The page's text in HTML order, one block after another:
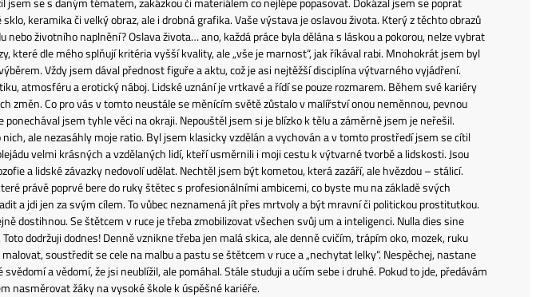
keramika či velký obraz, ale i drobná grafika. Vaše výstava je oslavou života. Který z těchto obrazů
životního naplnění? Oslava života… ano, každá práce byla dělána s láskou a pokorou, nelze vybrat
které dle mého splňují kritéria vyšší kvality, ale „vše je marnost“, jak říkával rabi. Mnohokrát jsem byl
Vždy jsem dával přednost figuře a aktu, což je asi nejtěžší disciplína výtvarného vyjádření.
atmosféru a erotický náboj. Lidské uznání je vrtkavé a řídí se pouze rozmarem. Během své kariéry
změn. Co pro vás v tomto neustále se měnícím světě zůstalo v malířství onou neměnnou, pevnou
jsem tyhle věci na okraji. Nepouštěl jsem si je blízko k tělu a záměrně jsem je neřešil.
ale nezasáhly moje ratio. Byl jsem klasicky vzdělán a vychován a v tomto prostředí jsem se cítil
velmi krásných a vzdělaných lidí, kteří usměrnili i moji cestu k výtvarné tvorbě a lidskosti. Jsou
a lidské závazky nedovolí udělat. Nechtěl jsem být kometou, která zazáří, ale hvězdou – stálicí.
právě poprvé bere do ruky štětec s profesionálními ambicemi, co byste mu na základě svých
a jdi jen za svým cílem. To vůbec neznamená jít přes mrtvoly a být mravní či politickou prostitutkou.
dostihnou. Se štětcem v ruce je třeba zmobilizovat všechen svůj um a inteligenci. Nulla dies sine
dodržuji dodnes! Denně vznikne třeba jen malá skica, ale denně cvičím, trápím oko, mozek, ruku
soustředit se cele na malbu a pastu se štětcem v ruce a „nechytat lelky“. Nespěchej, nastane
a vědomí, že jsi neublížil, ale pomáhal. Stále studuji a učím sebe i druhé. Pokud to jde, předávám
nasměrovat žáky na vysoké škole k úspěšné kariéře.